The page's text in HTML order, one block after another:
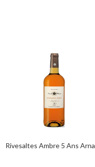
Rivesaltes Ambre 5 Ans